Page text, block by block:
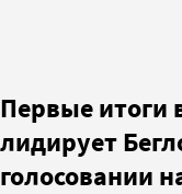
Первые итоги
лидирует
голосовании